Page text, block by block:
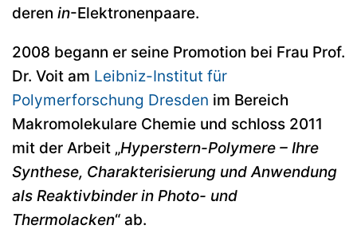
deren in-Elektronenpaare.
2008 begann er seine Promotion bei Frau Prof.
Dr. Voit am Leibniz-Institut für
Polymerforschung Dresden im Bereich
Makromolekulare Chemie und schloss 2011
mit der Arbeit „Hyperstern-Polymere – Ihre
Synthese, Charakterisierung und Anwendung
als Reaktivbinder in Photo- und
Thermolacken“ ab.